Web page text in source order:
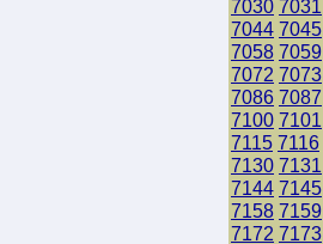
7030 7031
7044 7045
7058 7059
7072 7073
7086 7087
7100 7101
7115 7116
7130 7131
7144 7145
7158 7159
7172 7173